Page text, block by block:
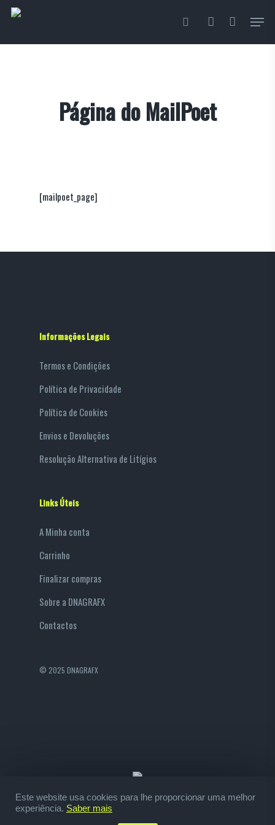
Skip
main
pesquisa account
Menu
Página do MailPoet
[mailpoet_page]
Informações Legais
Termos e Condições
Política de Privacidade
Política de Cookies
Envios e Devoluções
Resolução Alternativa de Litígios
Links Úteis
A Minha conta
Carrinho
Finalizar compras
Sobre a DNAGRAFX
Contactos
© 2025 DNAGRAFX
Este website usa cookies para lhe proporcionar uma melhor
experiência. Saber mais